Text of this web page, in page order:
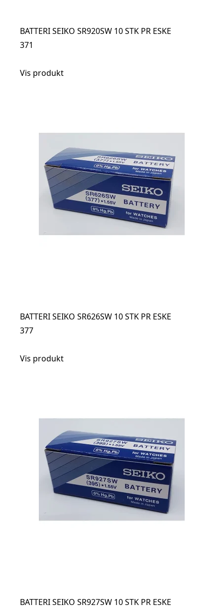
BATTERI SEIKO SR920SW 10 STK PR ESKE
371
Vis produkt
BATTERI SEIKO SR626SW 10 STK PR ESKE
377
Vis produkt
BATTERI SEIKO SR927SW 10 STK PR ESKE